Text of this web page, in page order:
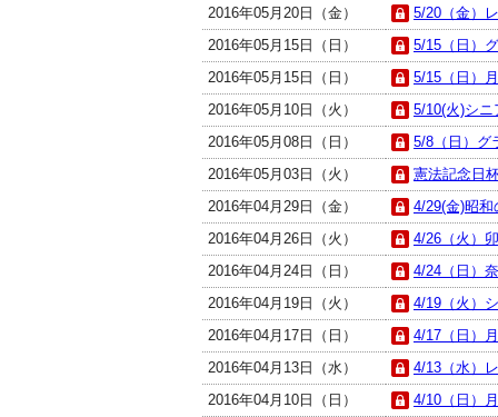
2016年05月20日（金）
5/20（金）
2016年05月15日（日）
5/15（日）
2016年05月15日（日）
5/15（日）
2016年05月10日（火）
5/10(火)シニ
2016年05月08日（日）
5/8（日）グ
2016年05月03日（火）
憲法記念日
2016年04月29日（金）
4/29(金)昭和
2016年04月26日（火）
4/26（火）
2016年04月24日（日）
4/24（日）
2016年04月19日（火）
4/19（火）
2016年04月17日（日）
4/17（日）
2016年04月13日（水）
4/13（水）
2016年04月10日（日）
4/10（日）